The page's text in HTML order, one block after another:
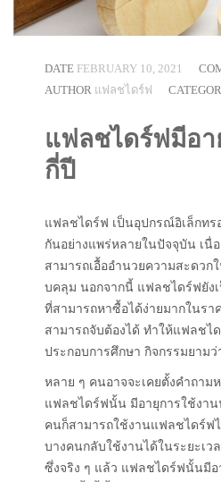
DATE FEBRUARY 10, 2021
AUTHOR แฟลชไดร์ฟ
แฟลชไดร์ฟมีอา
กี่ปี
แฟลชไดร์ฟ เป็นอุปกรณ์อิเล็กท
กันอย่างแพร่หลายในปัจจุบัน เนื่
สามารถเอื้ออำนวยความสะดวก
บคลุม นอกจากนี้ แฟลชไดร์ฟยัง
ที่สามารถหาซื้อได้ง่ายมากในร
สามารถจับต้องได้ ทำให้แฟลชไ
ประกอบการศึกษา กิจกรรมยาม
หลาย ๆ คนอาจจะเคยตั้งคำถาม
แฟลชไดร์ฟนั้น มีอายุการใช้งาน
คนก็สามารถใช้งานแฟลชไดร์ฟ
บางคนกลับใช้งานได้ในระยะเว
ซึ่งจริง ๆ แล้ว แฟลชไดร์ฟนั้นมีอ